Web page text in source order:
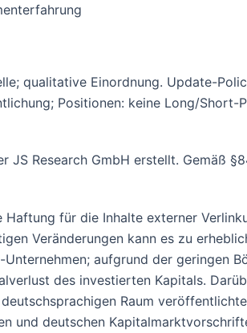
qualitative Einordnung. Update-
Positionen: keine Long/
Research GmbH erstellt. Gemäß
für die Inhalte externer
Veränderungen kann es zu
aufgrund der geringen
des investierten Kapitals.
Raum
und deutschen